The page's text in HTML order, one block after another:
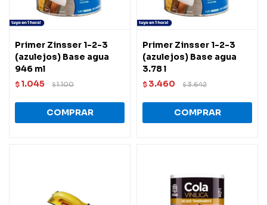
Primer Zinsser 1-2-3
(azulejos) Base agua
946 ml
$ 1.045 $1.100
Primer Zinsser 1-2-3
(azulejos) Base agua
3.78 l
$ 3.460 $3.642